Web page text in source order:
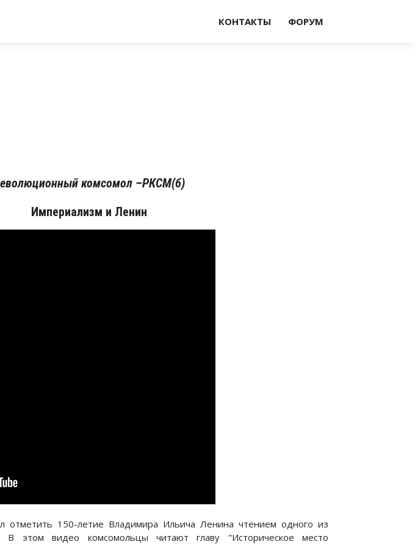
КОНТАКТЫ ФОРУМ
комсомол –РКСМ(б)
Империализм и Ленин
отметить 150-летие Владимира Ильича Ленина чтением одного из
В этом видео комсомольцы читают главу "Историческое место